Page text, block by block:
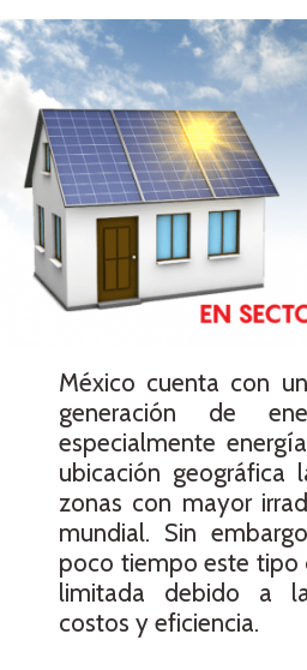
México cuenta con
generación de
especialmente
ubicación geográfica
zonas con mayor
mundial. Sin
poco tiempo este tipo
limitada debido a
costos y eficiencia.